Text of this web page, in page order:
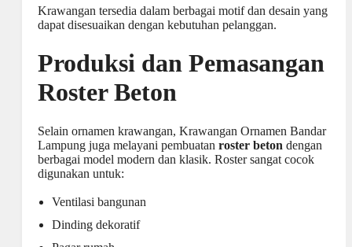
Krawangan tersedia dalam berbagai motif dan desain yang
dapat disesuaikan dengan kebutuhan pelanggan.
Produksi dan Pemasangan
Roster Beton
Selain ornamen krawangan, Krawangan Ornamen Bandar
Lampung juga melayani pembuatan roster beton dengan
berbagai model modern dan klasik. Roster sangat cocok
digunakan untuk:
Ventilasi bangunan
Dinding dekoratif